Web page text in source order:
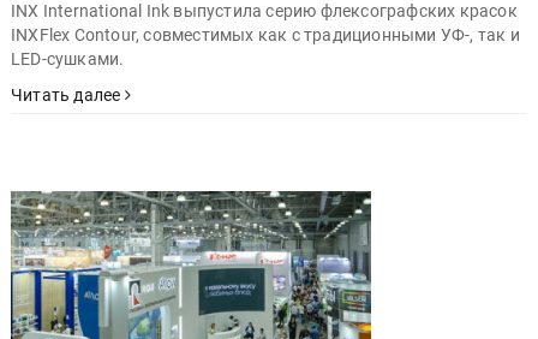
INX International Ink выпустила серию флексографских красок
INXFlex Contour, совместимых как с традиционными УФ-, так и
LED-сушками.
Читать далее